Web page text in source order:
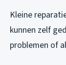
Kleine
kunnen zelf
problemen of